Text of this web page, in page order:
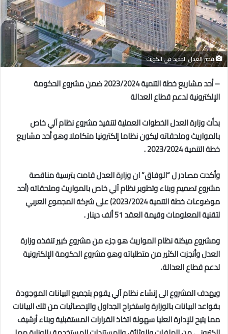
قصر العدل الجديد في الكويت
– أحد مشاريع خطة التنمية 2023/2024 ضمن مشروع الحكومة
الإلكترونية لدعم قطاع العدالة
بدأت وزارة العدل الخطوات العملية لتنفيذ مشروع نظام آلي خاص
بالمواريث وملحقاته ليكون نظاما إلكترونيا متكاملا وهو أحد مشاريع
خطة التنمية 2023/2024 .
وأكدت مصادر ل “الوفاق” ان وزارة العدل قامت بترسية مناقصة
مشروع تصميم وبناء وتطوير نظام آلي خاص بالمواريث وملحقاته (أحد
موضوعات خطة التنمية 2023/2024) على شركة المجموع العربي
لتقنية المعلومات وقيمة العقد 51 ألف دينار
.
ومشروع ميكنة نظام المواريث هو جزء من مشروع كبير تنفذه وزارة
العدل وأنجزت الكثير من متطلباته وهو مشروع الحكومة الإلكترونية
لدعم قطاع العدالة.
ويهدف المشروع الى إنشاء نظام آلي يقوم بتجميع البيانات الموجودة
بقواعد البيانات بالوزارة واستخراج الجداول والإحصائيات من تلك البيانات
مما يتيح للإدارة العليا سهولة اتخاذ القرارات المستقبلية وبناء أرشيف